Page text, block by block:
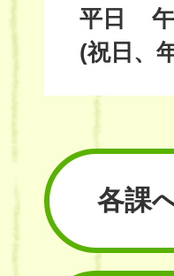
平日
(祝日、
各課